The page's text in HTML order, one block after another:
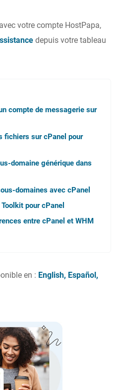
votre compte HostPapa,
depuis votre tableau
compte de messagerie sur
fichiers sur cPanel pour
domaine générique dans
domaines avec cPanel
pour cPanel
entre cPanel et WHM
en : English Español